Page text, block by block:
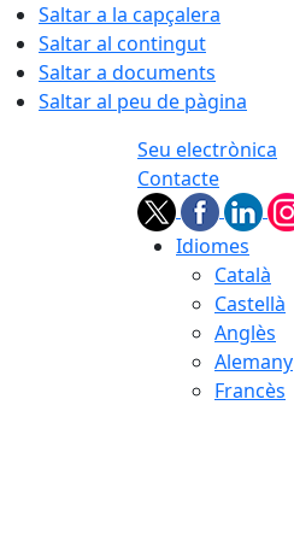
Saltar a la capçalera
Saltar al contingut
Saltar a documents
Saltar al peu de pàgina
Seu electrònica
Contacte
Idiomes
Català
Castellà
Anglès
Alemany
Francès